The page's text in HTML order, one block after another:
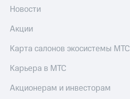
Новости
Акции
Карта салонов экосистемы МТС
Карьера в МТС
Акционерам и инвесторам